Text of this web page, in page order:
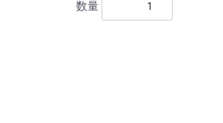
数量